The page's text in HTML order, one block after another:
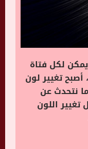
لكل فتاة
تغيير لون
نتحدث عن
اللون